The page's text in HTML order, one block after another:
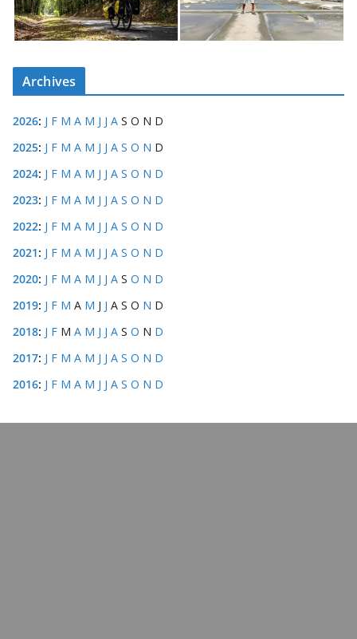
Archives
2026: J F M A M J J A S O N D
2025: J F M A M J J A S O N D
2024: J F M A M J J A S O N D
2023: J F M A M J J A S O N D
2022: J F M A M J J A S O N D
2021: J F M A M J J A S O N D
2020: J F M A M J J A S O N D
2019: J F M A M J J A S O N D
2018: J F M A M J J A S O N D
2017: J F M A M J J A S O N D
2016: J F M A M J J A S O N D